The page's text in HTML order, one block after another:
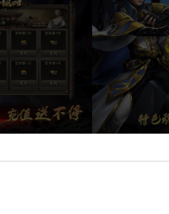
，道士增加了毒药，提高